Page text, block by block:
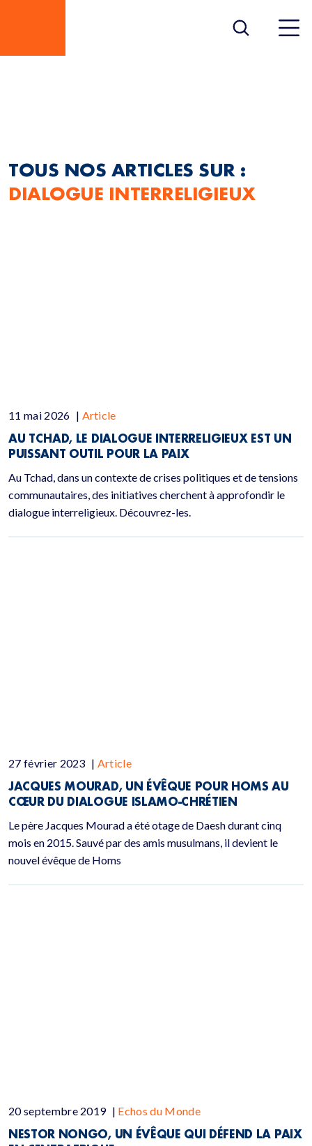
INTERRELIGIEUX
TOUS NOS ARTICLES SUR :
DIALOGUE INTERRELIGIEUX
11 mai 2026 | Article
AU TCHAD, LE DIALOGUE INTERRELIGIEUX EST UN
PUISSANT OUTIL POUR LA PAIX
Au Tchad, dans un contexte de crises politiques et de tensions
communautaires, des initiatives cherchent à approfondir le
dialogue interreligieux. Découvrez-les.
27 février 2023 | Article
JACQUES MOURAD, UN ÉVÊQUE POUR HOMS AU
CŒUR DU DIALOGUE ISLAMO-CHRÉTIEN
Le père Jacques Mourad a été otage de Daesh durant cinq
mois en 2015. Sauvé par des amis musulmans, il devient le
nouvel évêque de Homs
20 septembre 2019 | Echos du Monde
NESTOR NONGO, UN ÉVÊQUE QUI DÉFEND LA PAIX